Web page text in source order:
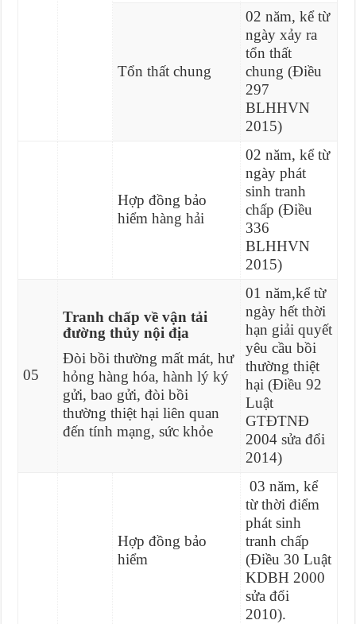
Tổn thất chung
02 năm, kể từ
ngày xảy ra
tổn thất
chung (Điều
297
BLHHVN
2015)
Hợp đồng bảo
hiểm hàng hải
02 năm, kể từ
ngày phát
sinh tranh
chấp (Điều
336
BLHHVN
2015)
05
Tranh chấp về vận tải
đường thủy nội địa
Đòi bồi thường mất mát, hư
hỏng hàng hóa, hành lý ký
gửi, bao gửi, đòi bồi
thường thiệt hại liên quan
đến tính mạng, sức khỏe
01 năm,kể từ
ngày hết thời
hạn giải quyết
yêu cầu bồi
thường thiệt
hại (Điều 92
Luật
GTĐTNĐ
2004 sửa đổi
2014)
Hợp đồng bảo
hiểm
03 năm, kể
từ thời điểm
phát sinh
tranh chấp
(Điều 30 Luật
KDBH 2000
sửa đổi
2010).